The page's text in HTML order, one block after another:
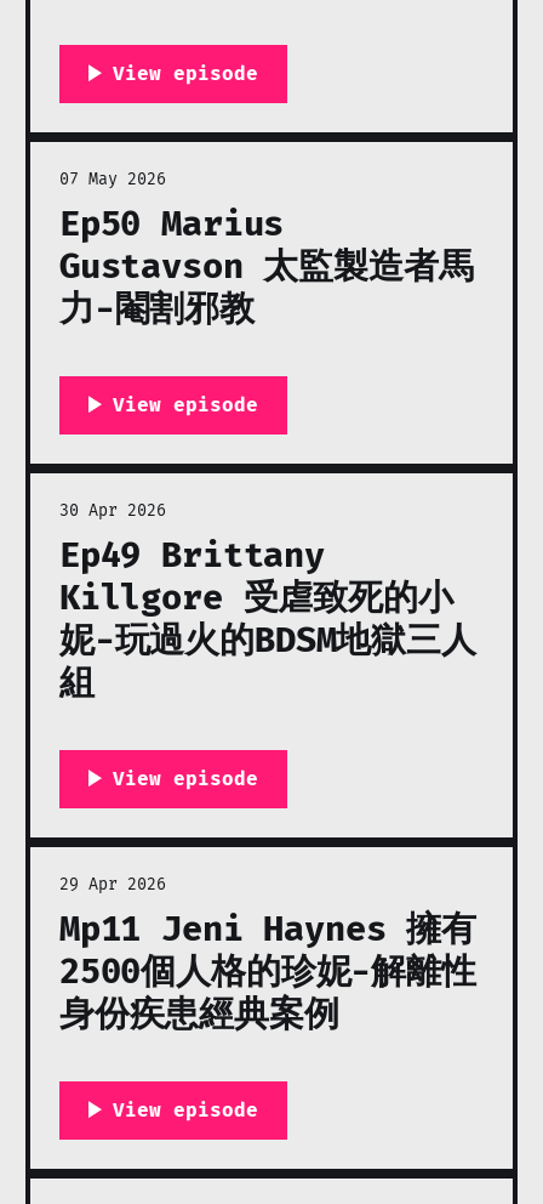
Ep50 Marius
Gustavson 太監製造者馬
力-閹割邪教
07 May 2026
Ep49 Brittany
Killgore 受虐致死的小
妮-玩過火的BDSM地獄三人
組
30 Apr 2026
Mp11 Jeni Haynes 擁有
2500個人格的珍妮-解離性
身份疾患經典案例
29 Apr 2026